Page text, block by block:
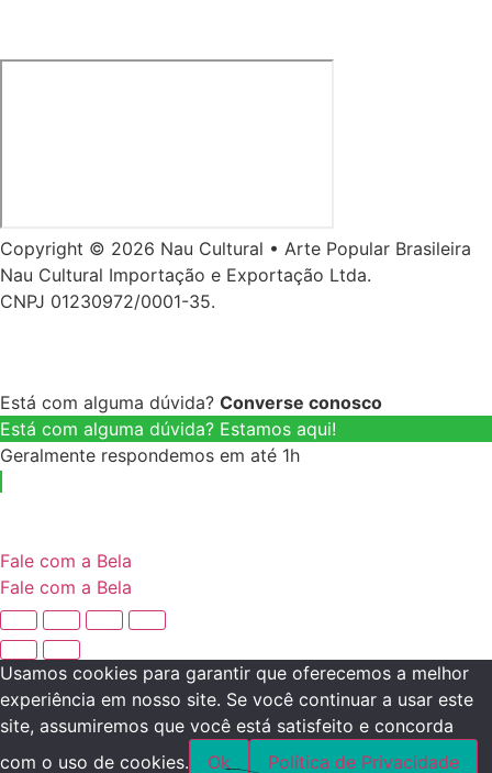
Copyright © 2026 Nau Cultural • Arte Popular Brasileira
Nau Cultural Importação e Exportação Ltda.
CNPJ 01230972/0001-35.
Está com alguma dúvida? Converse conosco
Está com alguma dúvida? Estamos aqui!
Geralmente respondemos em até 1h
Fale com a Bela
Fale com a Bela
Usamos cookies para garantir que oferecemos a melhor
experiência em nosso site. Se você continuar a usar este
site, assumiremos que você está satisfeito e concorda
com o uso de cookies.
Ok Política de Privacidade